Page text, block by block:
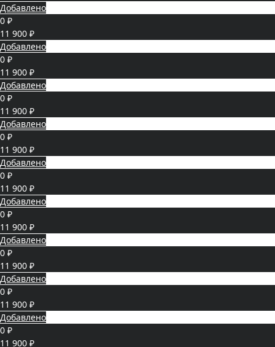
Добавлено
0 ₽
11 900 ₽
Добавлено
0 ₽
11 900 ₽
Добавлено
0 ₽
11 900 ₽
Добавлено
0 ₽
11 900 ₽
Добавлено
0 ₽
11 900 ₽
Добавлено
0 ₽
11 900 ₽
Добавлено
0 ₽
11 900 ₽
Добавлено
0 ₽
11 900 ₽
Добавлено
0 ₽
11 900 ₽